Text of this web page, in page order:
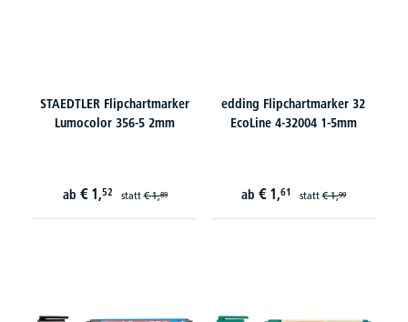
STAEDTLER Flipchartmarker
Lumocolor 356-5 2mm
ab € 1,52 statt€ 1,89
edding Flipchartmarker 32
EcoLine 4-32004 1-5mm
ab € 1,61 statt€ 1,99